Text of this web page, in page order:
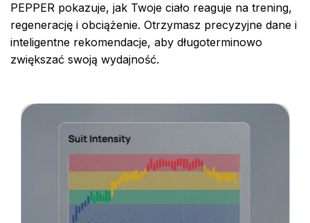
PEPPER pokazuje, jak Twoje ciało reaguje na trening,
regenerację i obciążenie. Otrzymasz precyzyjne dane i
inteligentne rekomendacje, aby długoterminowo
zwiększać swoją wydajność.